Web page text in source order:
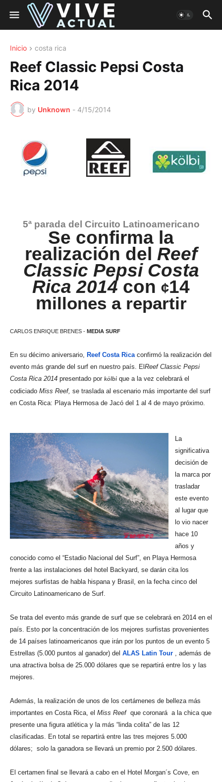
Inicio costa rica
Reef Classic Pepsi Costa
Rica 2014
by Unknown - 4/15/2014
5ª parada del Circuito Latinoamericano
Se confirma la
realización del Reef
Classic Pepsi Costa
Rica 2014con ¢14
millones a repartir
CARLOS ENRIQUE BRENES - MEDIA SURF
En su décimo aniversario, Reef Costa Ricaconfirmó la realización del
evento más grande del surf en nuestro país. El Reef Classic Pepsi
Costa Rica 2014 presentado por kölbi que a la vez celebrará el
codiciado Miss Reef, se traslada al escenario más importante del surf
en Costa Rica: Playa Hermosa de Jacó del 1 al 4 de mayo próximo.
La
significativa
decisión de
la marca por
trasladar
este evento
al lugar que
lo vio nacer
hace 10
años y
conocido como el “Estadio Nacional del Surf”, en Playa Hermosa
frente a las instalaciones del hotel Backyard, se darán cita los
mejores surfistas de habla hispana y Brasil, en la fecha cinco del
Circuito Latinoamericano de Surf.
Se trata del evento más grande de surf que se celebrará en 2014 en el
país. Esto por la concentración de los mejores surfistas provenientes
de 14 países latinoamericanos que irán por los puntos de un evento 5
Estrellas (5.000 puntos al ganador) del ALAS Latin Tour , además de
una atractiva bolsa de 25.000 dólares que se repartirá entre los y las
mejores.
Además, la realización de unos de los certámenes de belleza más
importantes en Costa Rica, el Miss Reef que coronará a la chica que
presente una figura atlética y la más “linda colita” de las 12
clasificadas. En total se repartirá entre las tres mejores 5.000
dólares; solo la ganadora se llevará un premio por 2.500 dólares.
El certamen final se llevará a cabo en el Hotel Morgan´s Cove, en